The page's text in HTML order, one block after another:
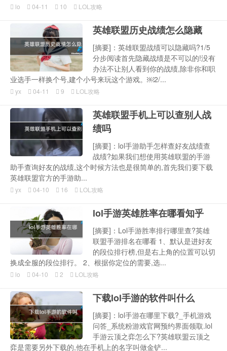
lo 04-11 10 LOL攻略
英雄联盟历史战绩怎么隐藏
[摘要]：英雄联盟战绩可以隐藏吗?1/5
分步阅读首先隐藏战绩是不可以的!没有
办法不让别人看到你的战绩,除非你和职
业选手一样换个号,建个小号来玩这个游戏。￼2/...
yx 04-11 9 LOL攻略
英雄联盟手机上可以查别人战
绩吗
[摘要]：lol手游助手怎样查好友战绩查
战绩?如果我们想使用英雄联盟的手游
助手查询好友的战绩,这个时候方法也是很简单的,首先我们要下载
英雄联盟官方的手游助...
yx 04-10 16 LOL攻略
lol手游英雄胜率在哪看知乎
[摘要]：Lol手游胜率排行哪里查?英雄
联盟手游排名在哪看 1、默认是进好友
的段位排行榜,但是右上角的位置可以切
换成全服的段位排行。 2、根据你定位的需要,选...
lo 04-10 2 LOL攻略
下载lol手游的软件叫什么
[摘要]：lol手游在哪里下载?_手机游戏
问答_系统粉游戏官网预约界面领取.lol
手游云顶之弈怎么下?英雄联盟云顶之
弈是需要另外下载的,他在手机上的名字叫做金铲...